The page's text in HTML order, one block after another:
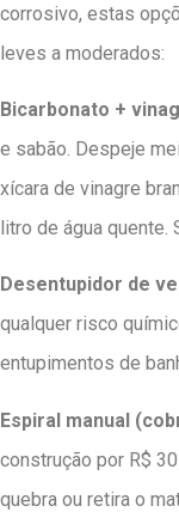
corrosivo, estas
leves a moderados:
Bicarbonato +
e sabão. Despeje
xícara de vinagre
litro de água quente.
Desentupidor de
qualquer risco
entupimentos de
Espiral manual
construção por R$
quebra ou retira o